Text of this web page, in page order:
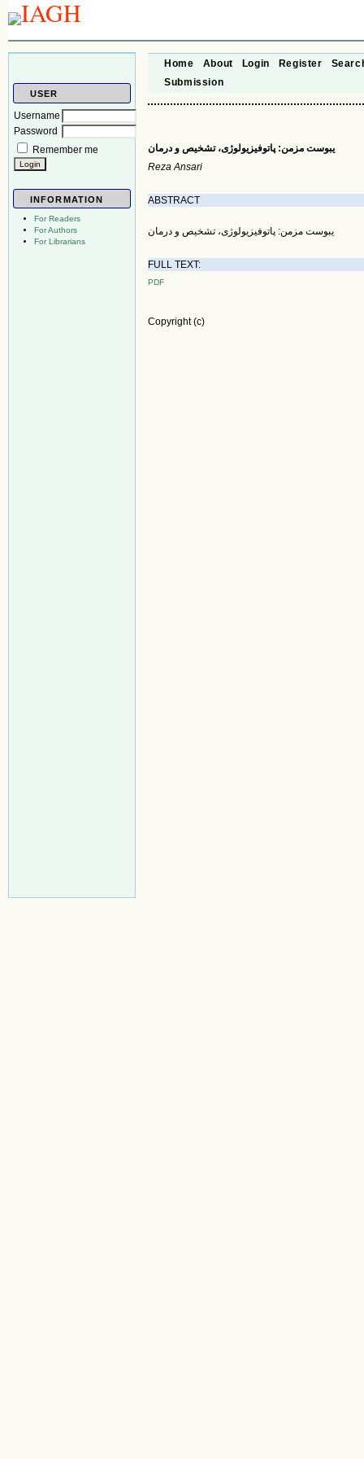
USER
Username
Password
Remember me
INFORMATION
For Readers
For Authors
For Librarians
Home About Login Register
Submission
یبوست مزمن: پاتوفیزیولوژی، تشخیص و درمان
Reza Ansari
ABSTRACT
یبوست مزمن: پاتوفیزیولوژی، تشخیص و درمان
FULL TEXT:
PDF
Copyright (c)